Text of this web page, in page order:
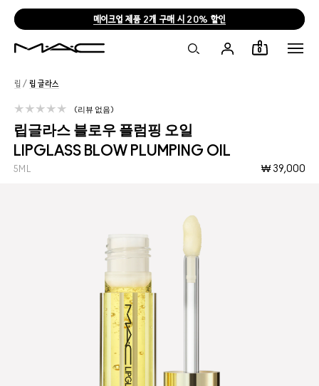
메이크업 제품 2개 구매 시 20% 할인
0
립 / 립 글라스
립글라스 블로우 플럼핑 오일
LIPGLASS BLOW PLUMPING OIL
₩ 39,000
5ML
리뷰 없음